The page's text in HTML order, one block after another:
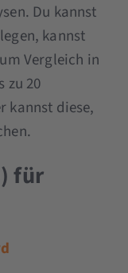
Du kannst
kannst
Vergleich in
zu 20
kannst diese,
für